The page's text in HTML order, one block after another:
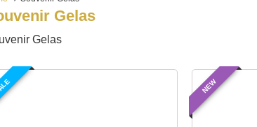
Gelas
Gelas
NEW